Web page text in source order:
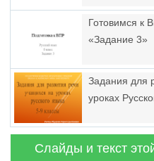
Готовимся к
«Задание 3»
Задания для
уроках
Слайды и текст